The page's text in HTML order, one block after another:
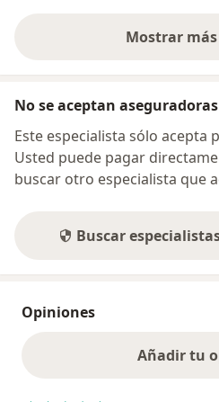
Mostrar
No se aceptan aseguradoras
Este especialista sólo acepta
Usted puede pagar
buscar otro especialista que
Buscar
Opiniones
Añadir tu